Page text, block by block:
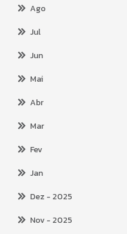
Ago
Jul
Jun
Mai
Abr
Mar
Fev
Jan
Dez - 2025
Nov- 2025